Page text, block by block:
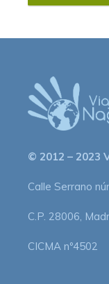
© 2012 – 2023
Calle Serrano
C.P. 28006,
CICMA nº4502